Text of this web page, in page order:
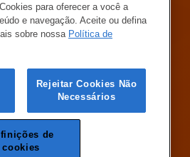
Belo Horizonte - MG
Rua Menotti Muccelli,
para oferecer a você a
e navegação. Aceite ou defina
sobre nossa Política de
Rejeitar Cookies Não
Necessários
de
cookies